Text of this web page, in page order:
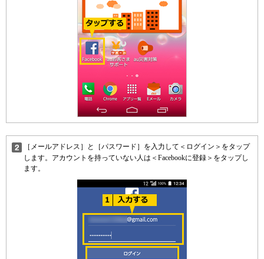
［メールアドレス］と［パスワード］を入力して＜ログイン＞をタップ
します。アカウントを持っていない人は＜Facebookに登録＞をタップし
ます。